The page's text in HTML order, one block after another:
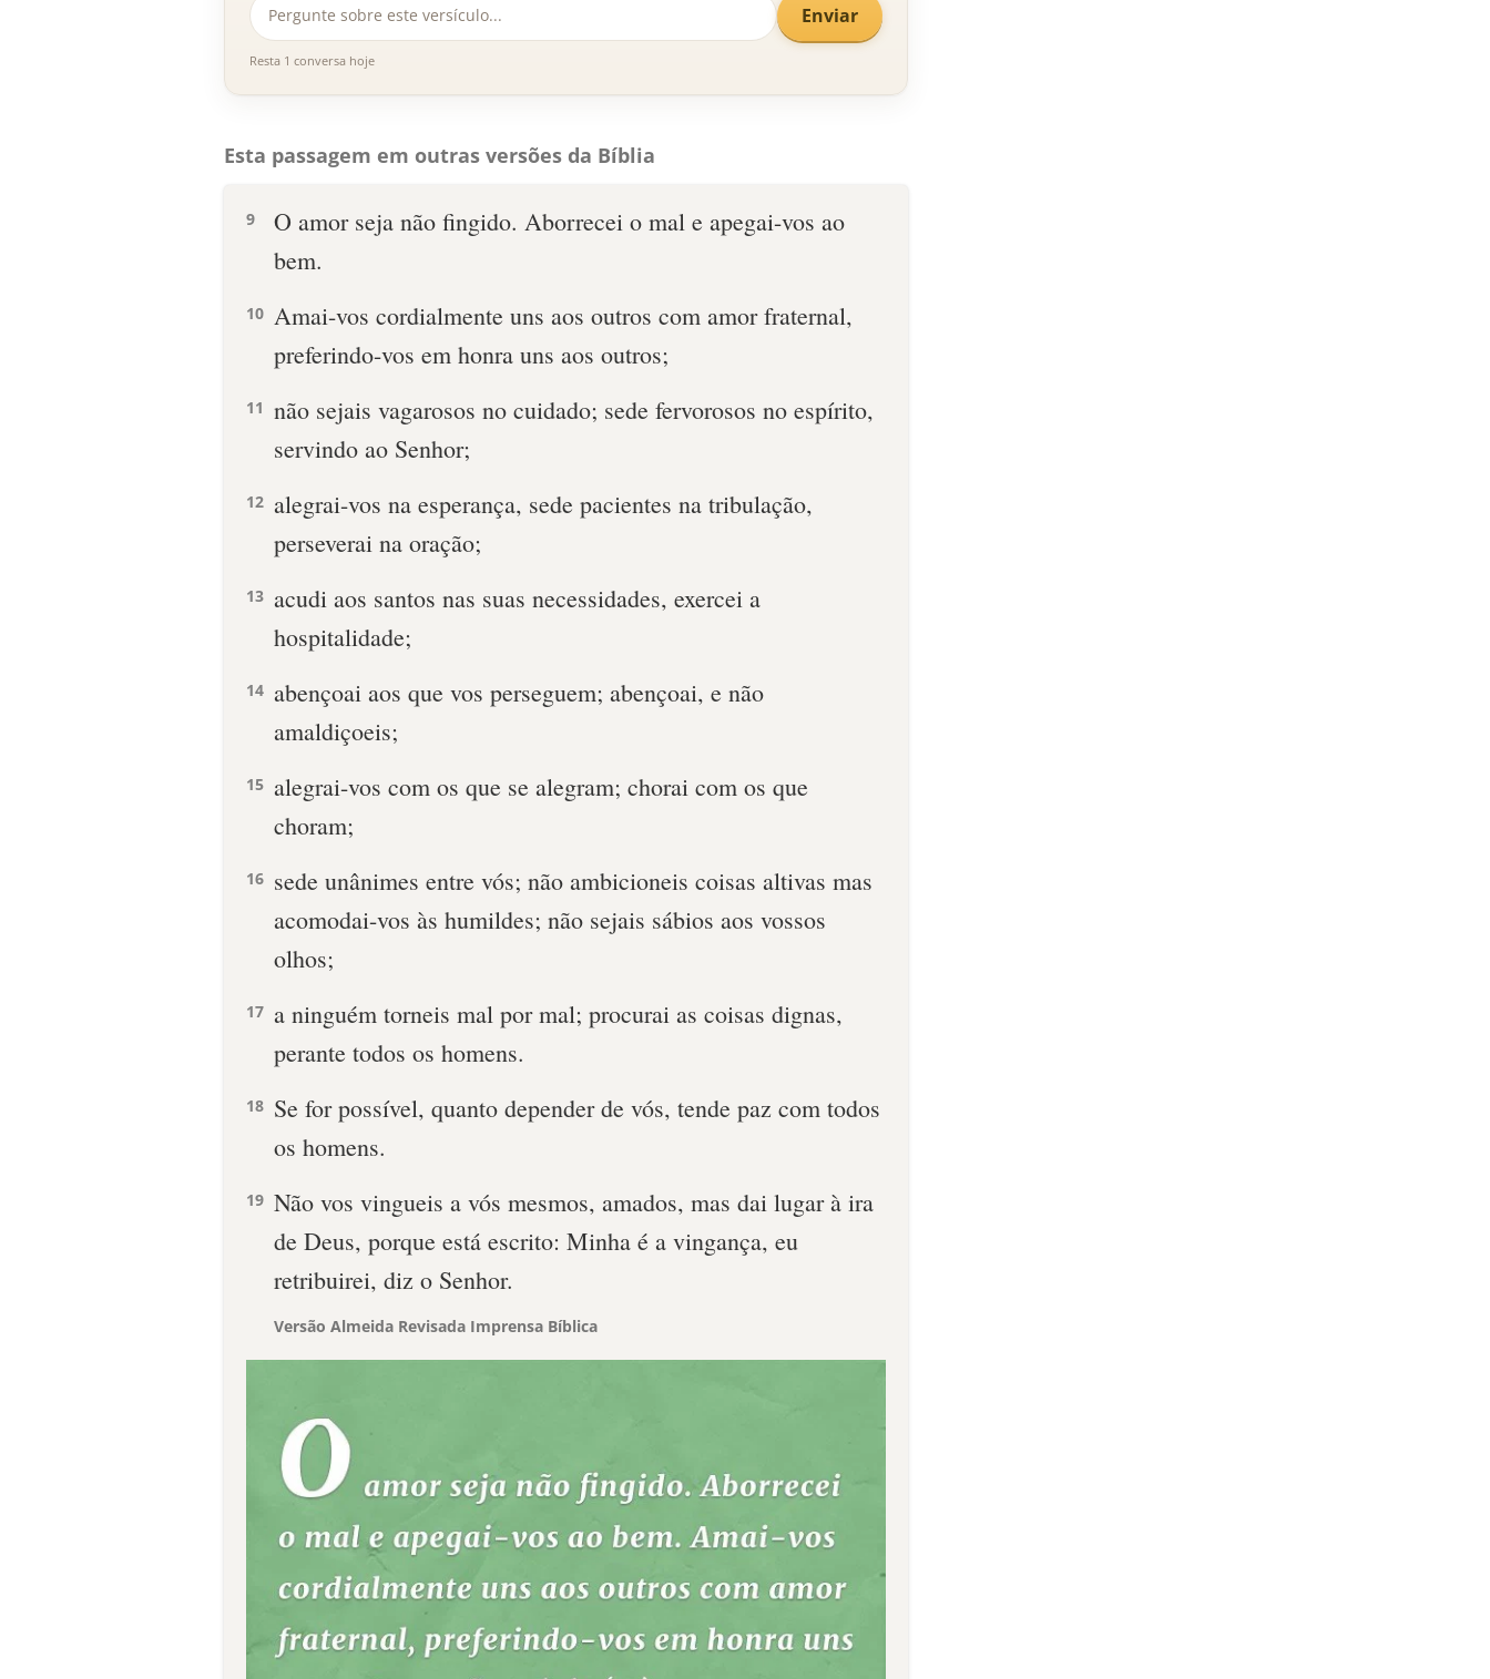
Enviar
Resta 1 conversa hoje
Esta passagem em outras versões da Bíblia
9
O amor seja não fingido. Aborrecei o mal e apegai-vos ao
bem.
10 Amai-vos cordialmente uns aos outros com amor fraternal,
preferindo-vos em honra uns aos outros;
11 não sejais vagarosos no cuidado; sede fervorosos no espírito,
servindo ao Senhor;
12 alegrai-vos na esperança, sede pacientes na tribulação,
perseverai na oração;
13 acudi aos santos nas suas necessidades, exercei a
hospitalidade;
14 abençoai aos que vos perseguem; abençoai, e não
amaldiçoeis;
15 alegrai-vos com os que se alegram; chorai com os que
choram;
16 sede unânimes entre vós; não ambicioneis coisas altivas mas
acomodai-vos às humildes; não sejais sábios aos vossos
olhos;
17 a ninguém torneis mal por mal; procurai as coisas dignas,
perante todos os homens.
18 Se for possível, quanto depender de vós, tende paz com todos
os homens.
19 Não vos vingueis a vós mesmos, amados, mas dai lugar à ira
de Deus, porque está escrito: Minha é a vingança, eu
retribuirei, diz o Senhor.
Versão Almeida Revisada Imprensa Bíblica